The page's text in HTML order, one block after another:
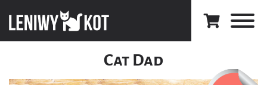
Cat Dad